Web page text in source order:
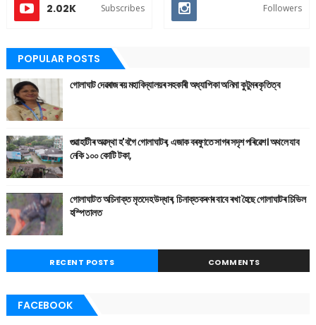
2.02K Subscribes Followers
POPULAR POSTS
গোলাঘাট দেৱৰাজ ৰয় মহাবিদ্যালয়ৰ সহকাৰী অধ্যাপিকা অনিমা কুটুমৰ কৃতিত্ব
গুৱাহাটীৰ অৱস্থা হ'বগৈ গোলাঘাটৰ, এজাক বৰষুণতে সাগৰ সদৃশ পৰিৱেশ। অথলে যাব
নেকি ১০০ কোটি টকা,
গোলাঘাটত অচিনাক্ত মৃতদেহ উদ্ধাৰ, চিনাক্তকৰণৰ বাবে ৰখা হৈছে গোলাঘাটৰ চিভিল
হস্পিতালত
RECENT POSTS COMMENTS
FACEBOOK